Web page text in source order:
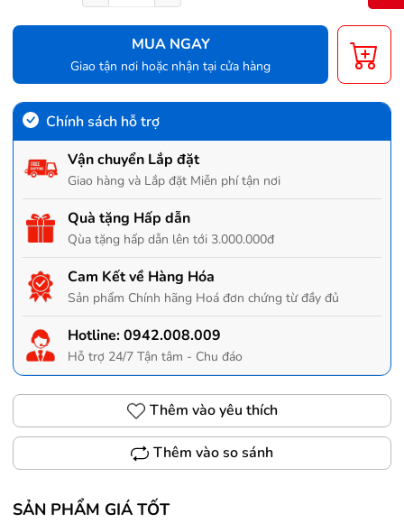
MUA NGAY
Giao tận nơi hoặc nhận tại cửa hàng
Chính sách hỗ trợ
Vận chuyển Lắp đặt
Giao hàng và Lắp đặt Miễn phí tận nơi
Quà tặng Hấp dẫn
Qùa tặng hấp dẫn lên tới 3.000.000đ
Cam Kết về Hàng Hóa
Sản phẩm Chính hãng Hoá đơn chứng từ đầy đủ
Hotline:0942.008.009
Hỗ trợ 24/7 Tận tâm - Chu đáo
Thêm vào yêu thích
Thêm vào so sánh
SẢN PHẨM GIÁ TỐT
Trợ giá 300.000đ